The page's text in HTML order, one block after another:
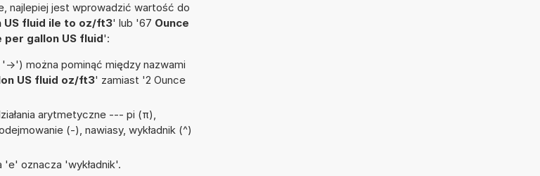
najlepiej jest wprowadzić wartość do
US fluid ile to oz/ft3' lub '67 Ounce
per gallon US fluid':
można pominąć między nazwami
US fluid oz/ft3' zamiast '2 Ounce
arytmetyczne --- pi (π),
(-), nawiasy, wykładnik (^)
'e' oznacza 'wykładnik'.